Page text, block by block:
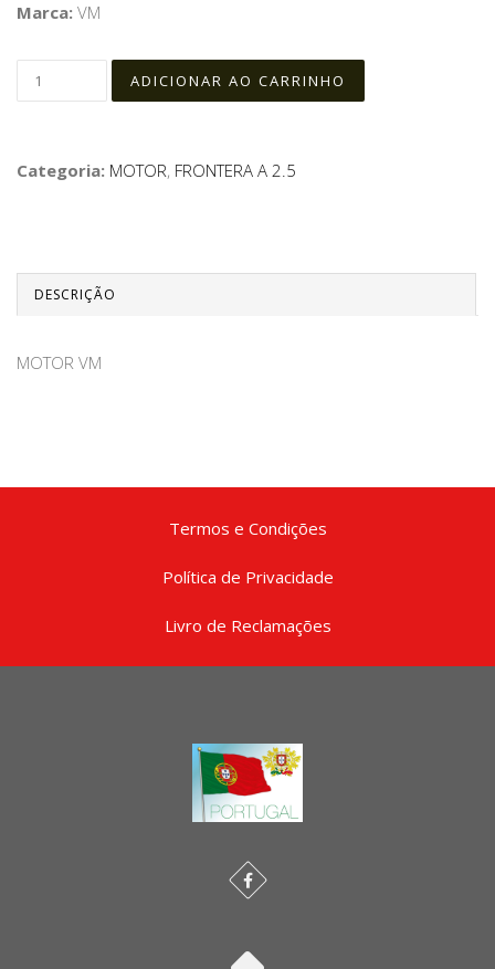
Marca: VM
Categoria: MOTOR, FRONTERA A 2.5
DESCRIÇÃO
MOTOR VM
Termos e Condições
Política de Privacidade
Livro de Reclamações